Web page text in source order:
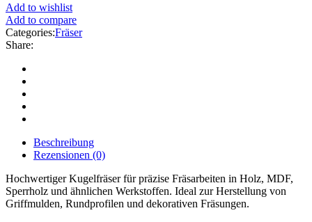
Add to wishlist
Add to compare
Categories:Fräser
Share:
Beschreibung
Rezensionen (0)
Hochwertiger Kugelfräser für präzise Fräsarbeiten in Holz, MDF,
Sperrholz und ähnlichen Werkstoffen. Ideal zur Herstellung von
Griffmulden, Rundprofilen und dekorativen Fräsungen.